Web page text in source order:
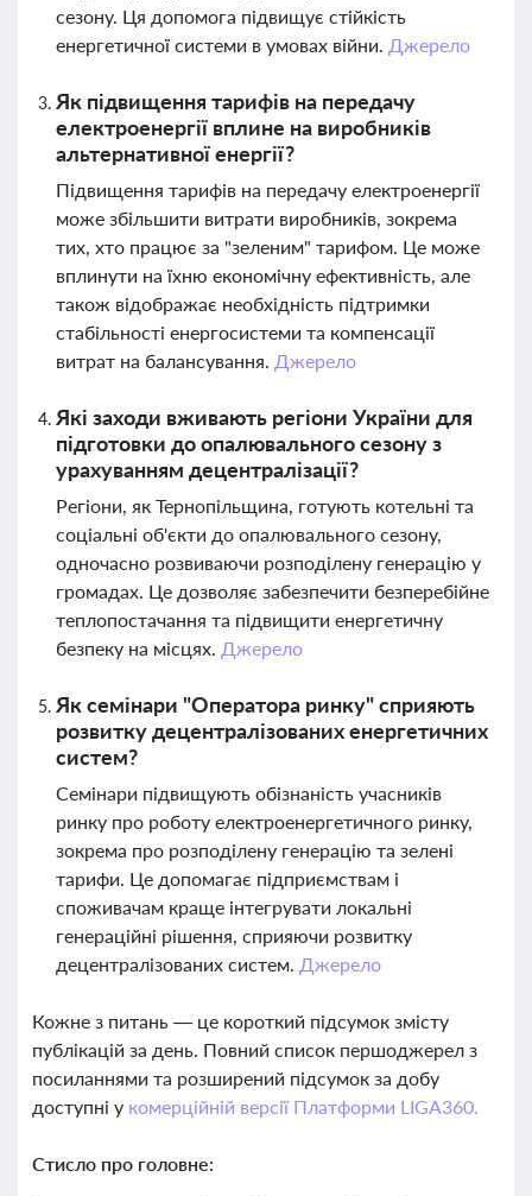
сезону. Ця допомога підвищує стійкість
енергетичної системи в умовах війни. Джерело
Як підвищення тарифів на передачу
електроенергії вплине на виробників
альтернативної енергії?
Підвищення тарифів на передачу електроенергії
може збільшити витрати виробників, зокрема
тих, хто працює за "зеленим" тарифом. Це може
вплинути на їхню економічну ефективність, але
також відображає необхідність підтримки
стабільності енергосистеми та компенсації
витрат на балансування. Джерело
Які заходи вживають регіони України для
підготовки до опалювального сезону з
урахуванням децентралізації?
Регіони, як Тернопільщина, готують котельні та
соціальні об'єкти до опалювального сезону,
одночасно розвиваючи розподілену генерацію у
громадах. Це дозволяє забезпечити безперебійне
теплопостачання та підвищити енергетичну
безпеку на місцях. Джерело
Як семінари "Оператора ринку" сприяють
розвитку децентралізованих енергетичних
систем?
Семінари підвищують обізнаність учасників
ринку про роботу електроенергетичного ринку,
зокрема про розподілену генерацію та зелені
тарифи. Це допомагає підприємствам і
споживачам краще інтегрувати локальні
генераційні рішення, сприяючи розвитку
децентралізованих систем. Джерело
Кожне з питань — це короткий підсумок змісту
публікацій за день. Повний список першоджерел з
посиланнями та розширений підсумок за добу
доступні у комерційній версії Платформи LIGA360.
Стисло про головне: